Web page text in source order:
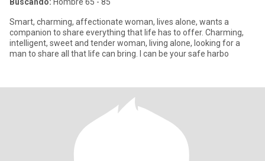
Smart, charming, affectionate woman, lives alone, wants a
companion to share everything that life has to offer. Charming,
intelligent, sweet and tender woman, living alone, looking for a
man to share all that life can bring. I can be your safe harbo